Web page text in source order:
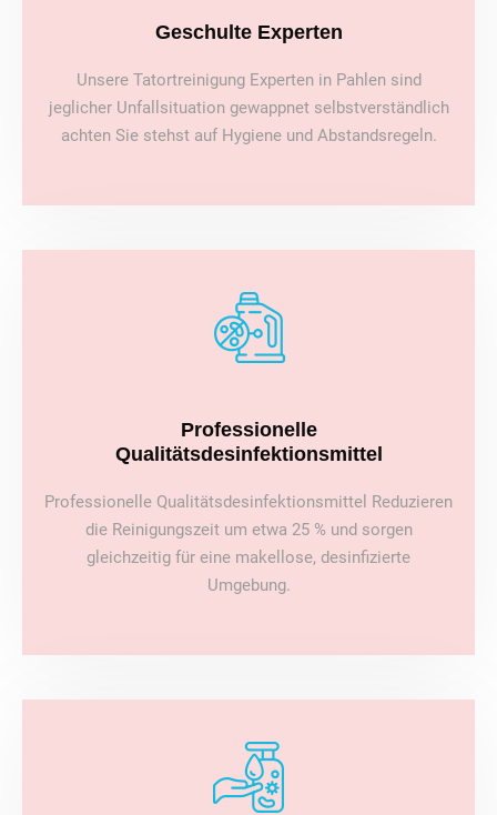
Geschulte Experten
Unsere Tatortreinigung Experten in Pahlen sind
jeglicher Unfallsituation gewappnet selbstverständlich
achten Sie stehst auf Hygiene und Abstandsregeln.
Professionelle
Qualitätsdesinfektionsmittel
Professionelle Qualitätsdesinfektionsmittel Reduzieren
die Reinigungszeit um etwa 25 % und sorgen
gleichzeitig für eine makellose, desinfizierte
Umgebung.